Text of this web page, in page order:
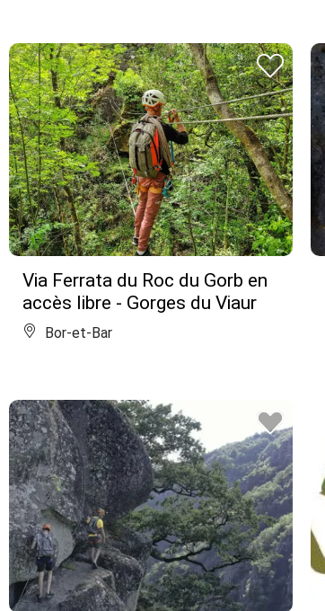
Via Ferrata du Roc du Gorb en
accès libre - Gorges du Viaur
Bor-et-Bar